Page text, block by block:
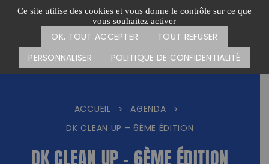
Ce site utilise des cookies et vous donne le contrôle sur ce que
vous souhaitez activer
OK, TOUT ACCEPTER
TOUT REFUSER
PERSONNALISER
POLITIQUE DE CONFIDENTIALITÉ
Passer
Menu
CARTE DES ACTIONS FAIRE UN DON
ACCUEIL > AGENDA
>
DK CLEAN UP – 6ÈME ÉDITION
DK CLEAN UP – 6ÈME ÉDITION